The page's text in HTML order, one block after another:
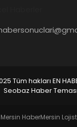
Tüm hakları EN
Seobaz Haber Teması
Mersin HaberMersin